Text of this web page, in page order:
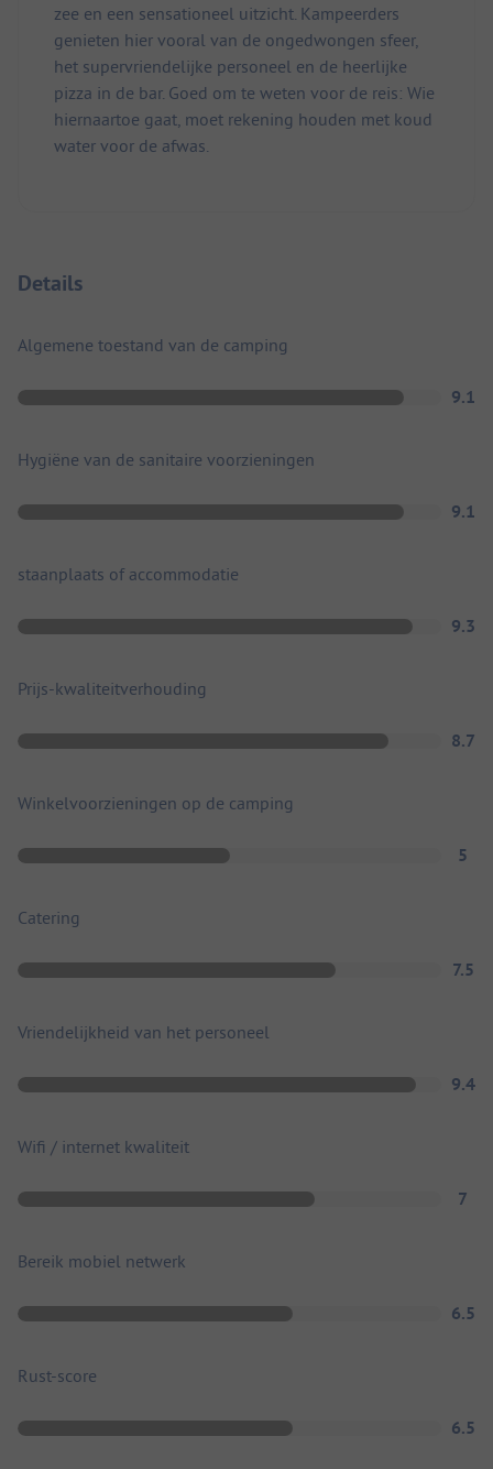
zee en een sensationeel uitzicht. Kampeerders
genieten hier vooral van de ongedwongen sfeer,
het supervriendelijke personeel en de heerlijke
pizza in de bar. Goed om te weten voor de reis: Wie
hiernaartoe gaat, moet rekening houden met koud
water voor de afwas.
Details
Algemene toestand van de camping
9.1
Hygiëne van de sanitaire voorzieningen
9.1
staanplaats of accommodatie
9.3
Prijs-kwaliteitverhouding
8.7
Winkelvoorzieningen op de camping
5
Catering
7.5
Vriendelijkheid van het personeel
9.4
Wifi / internet kwaliteit
7
Bereik mobiel netwerk
6.5
Rust-score
6.5